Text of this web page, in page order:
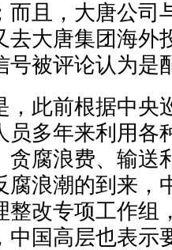
而且，大唐公司
去大唐集团海外
号被评论认为是
此前根据中央
员多年来利用各
贪腐浪费、输送
腐浪潮的到来，
整改专项工作组
中国高层也表示